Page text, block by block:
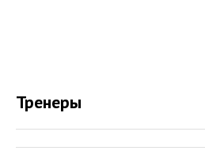
Тренеры